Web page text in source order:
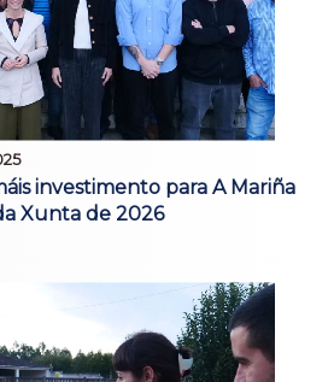
investimento para A Mariña
Xunta de 2026